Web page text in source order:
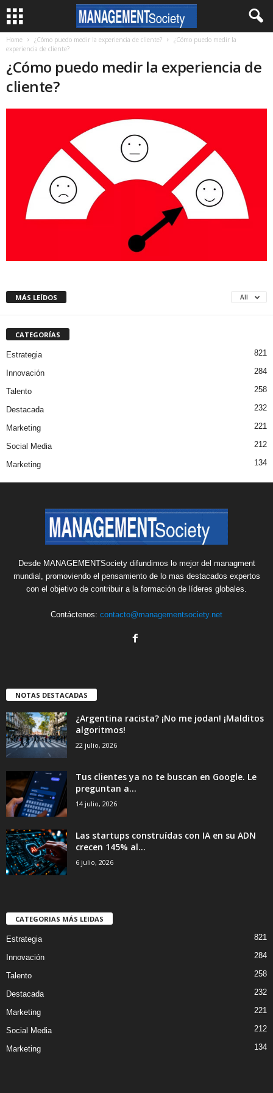
Home ¿Cómo puedo medir la experiencia de cliente?
¿Cómo puedo medir la
experiencia de cliente?
¿Cómo puedo medir la experiencia de
cliente?
MÁS LEÍDOS All
CATEGORÍAS
Estrategia 821
Innovación 284
Talento 258
Destacada 232
Marketing 221
Social Media 212
Marketing 134
Desde MANAGEMENTSociety difundimos lo mejor del managment
mundial, promoviendo el pensamiento de lo mas destacados expertos
con el objetivo de contribuir a la formación de líderes globales.
Contáctenos: contacto@managementsociety.net
NOTAS DESTACADAS
¿Argentina racista? ¡No me jodan! ¡Malditos
algoritmos!
22 julio, 2026
Tus clientes ya no te buscan en Google. Le
preguntan a...
14 julio, 2026
Las startups construídas con IA en su ADN
crecen 145% al...
6 julio, 2026
CATEGORIAS MÁS LEIDAS
Estrategia 821
Innovación 284
Talento 258
Destacada 232
Marketing 221
Social Media 212
Marketing 134